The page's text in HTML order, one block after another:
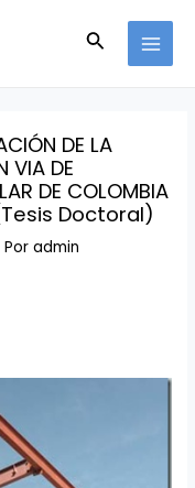
Buscar
DE LA
VIA DE
DE COLOMBIA
Doctoral)
Poradmin